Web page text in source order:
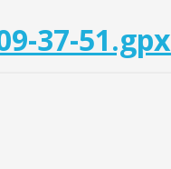
37-51.gpx